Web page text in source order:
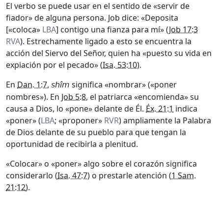
El verbo se puede usar en el sentido de «servir de
fiador» de alguna persona. Job dice: «Deposita
[«coloca» LBA] contigo una fianza para mí» (Job 17:3
RVA). Estrechamente ligado a esto se encuentra la
acción del Siervo del Señor, quien ha «puesto su vida en
expiación por el pecado» (Isa. 53:10).
En Dan. 1:7, shîm significa «nombrar» («poner
nombres»). En Job 5:8, el patriarca «encomienda» su
causa a Dios, lo «pone» delante de Él. Éx. 21:1 indica
«poner» (LBA; «proponer» RVR) ampliamente la Palabra
de Dios delante de su pueblo para que tengan la
oportunidad de recibirla a plenitud.
«Colocar» o «poner» algo sobre el corazón significa
considerarlo (Isa. 47:7) o prestarle atención (1 Sam.
21:12).